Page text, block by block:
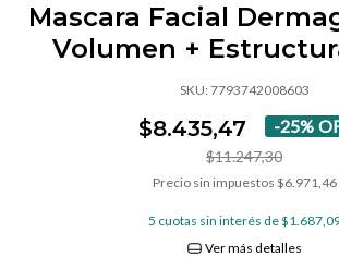
Mascara Facial
Volumen +
SKU: 7793742008603
$8.435,47 -25%
$11.247,30
Precio sin impuestos $6.971,46
5 cuotas sin interés de
Ver más detalles